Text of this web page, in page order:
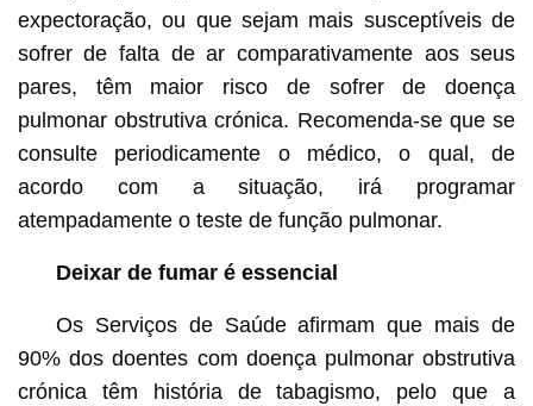
expectoração, ou que sejam mais susceptíveis de
sofrer de falta de ar comparativamente aos seus
pares, têm maior risco de sofrer de doença
pulmonar obstrutiva crónica. Recomenda-se que se
consulte periodicamente o médico, o qual, de
acordo com a situação, irá programar
atempadamente o teste de função pulmonar.
Deixar de fumar é essencial
Os Serviços de Saúde afirmam que mais de
90% dos doentes com doença pulmonar obstrutiva
crónica têm história de tabagismo, pelo que a